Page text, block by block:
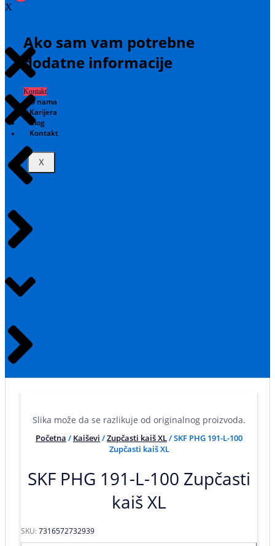
Ako sam vam potrebne
dodatne informacije
Kontakt
O nama
Karijera
Blog
Kontakt
X
X
Slika može da se razlikuje od originalnog proizvoda.
Početna / Kaiševi /Zupčasti kaiš XL/ SKF PHG 191-L-100
Zupčasti kaiš XL
SKF PHG 191-L-100 Zupčasti
kaiš XL
SKU:7316572732939